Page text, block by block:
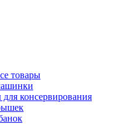
товары
консервирования